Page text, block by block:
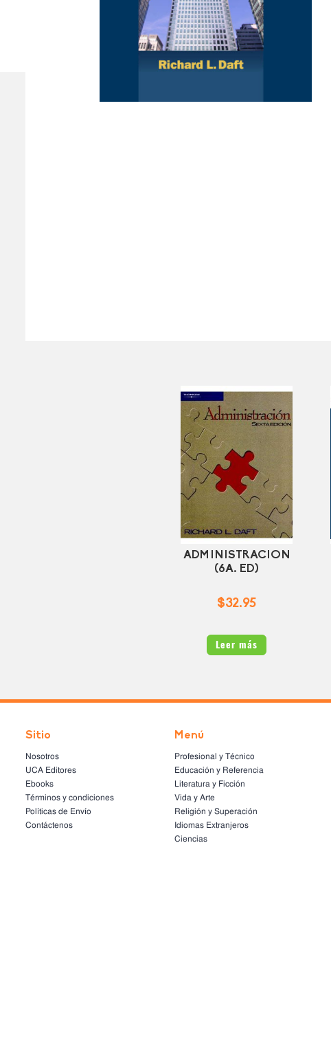
ADMINISTRACION
(6A. ED)
$32.95
Leer más
Sitio
Nosotros
UCA Editores
Ebooks
Términos y condiciones
Políticas de Envío
Contáctenos
Menú
Profesional y Técnico
Educación y Referencia
Literatura y Ficción
Vida y Arte
Religión y Superación
Idiomas Extranjeros
Ciencias